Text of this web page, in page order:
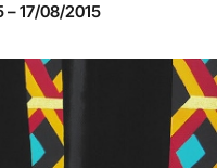
–17/08/2015